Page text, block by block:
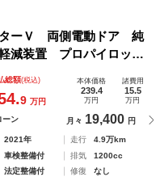
ーＶ 両側電動ドア 純
減装置 プロパイロッ
ＳＭ 障害物センサ
ォグ 純正１６インチＡ
総額(税込)
9 万円
本体価格
239.4
万円
諸費用
15.5
万円
ーン 月々 19,400 円
2021年 走行
4.9万km
車検整備付 排気
1200cc
法定整備付 修復
なし